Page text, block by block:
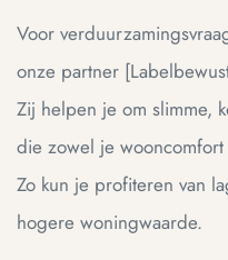
Voor
onze partner
Zij helpen je om slimme,
die zowel je
Zo kun je profiteren van
hogere woningwaarde.